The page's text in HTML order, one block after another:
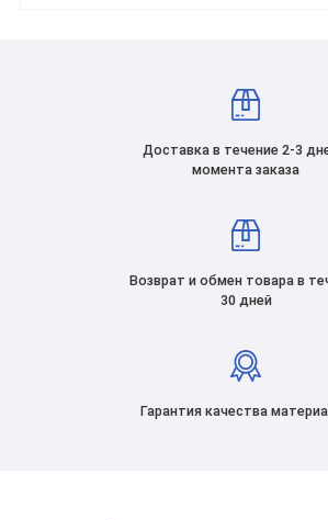
Доставка в течение 2-3
момента заказа
Возврат и обмен товара в
30 дней
Гарантия качества